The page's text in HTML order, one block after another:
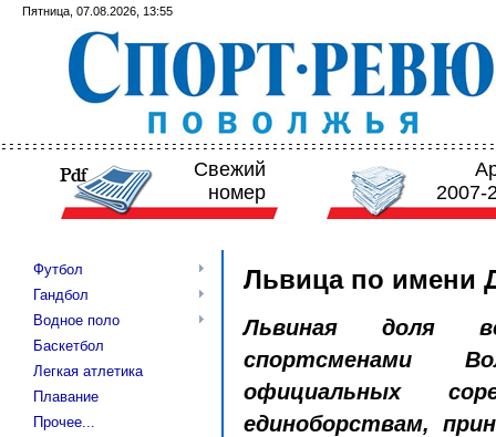
Пятница, 07.08.2026, 13:55
Свежий
номер
2007-
Футбол
Гандбол
Водное поло
Баскетбол
Легкая атлетика
Плавание
Прочее...
Львица по имени
Львиная доля
спортсменами
официальных
единоборствам,